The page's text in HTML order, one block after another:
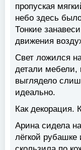
пропуская
небо здесь
Тонкие
движения
Свет ложился
детали мебели,
выглядело
идеально.
Как декорация.
Арина сидела
лёгкой рубашке